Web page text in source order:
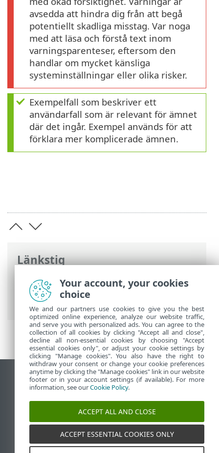
Länkstig
ESET onlinehjälp>ESET Full Disk
Encryption>Introduktion till ESET Full
Disk Encryption
> Om hjälp
avsedda att hindra dig från att begå
potentiellt skadliga misstag. Var noga
med att läsa och förstå text inom
varningsparenteser, eftersom den
handlar om mycket känsliga
systeminställningar eller olika risker.
Exempelfall som beskriver ett
användarfall som är relevant för ämnet
där det ingår. Exempel används för att
förklara mer komplicerade ämnen.
Visa skrivbords-webbplats
End of Life
ESET kunskapsbas
ESET Status Portal
Regional support
Your account, your cookies
choice
We and our partners use cookies to give you the best
optimized online experience, analyze our website traffic,
and serve you with personalized ads. You can agree to the
collection of all cookies by clicking "Accept all and close",
decline all non-essential cookies by choosing "Accept
essential cookies only", or adjust your cookie settings by
clicking "Manage cookies". You also have the right to
withdraw your consent or change your cookie preferences
anytime by clicking the "Manage cookies" link in our website
footer or in your account settings (if available). For more
information, see ourCookie Policy.
ACCEPT ALL AND CLOSE
ACCEPT ESSENTIAL COOKIES ONLY